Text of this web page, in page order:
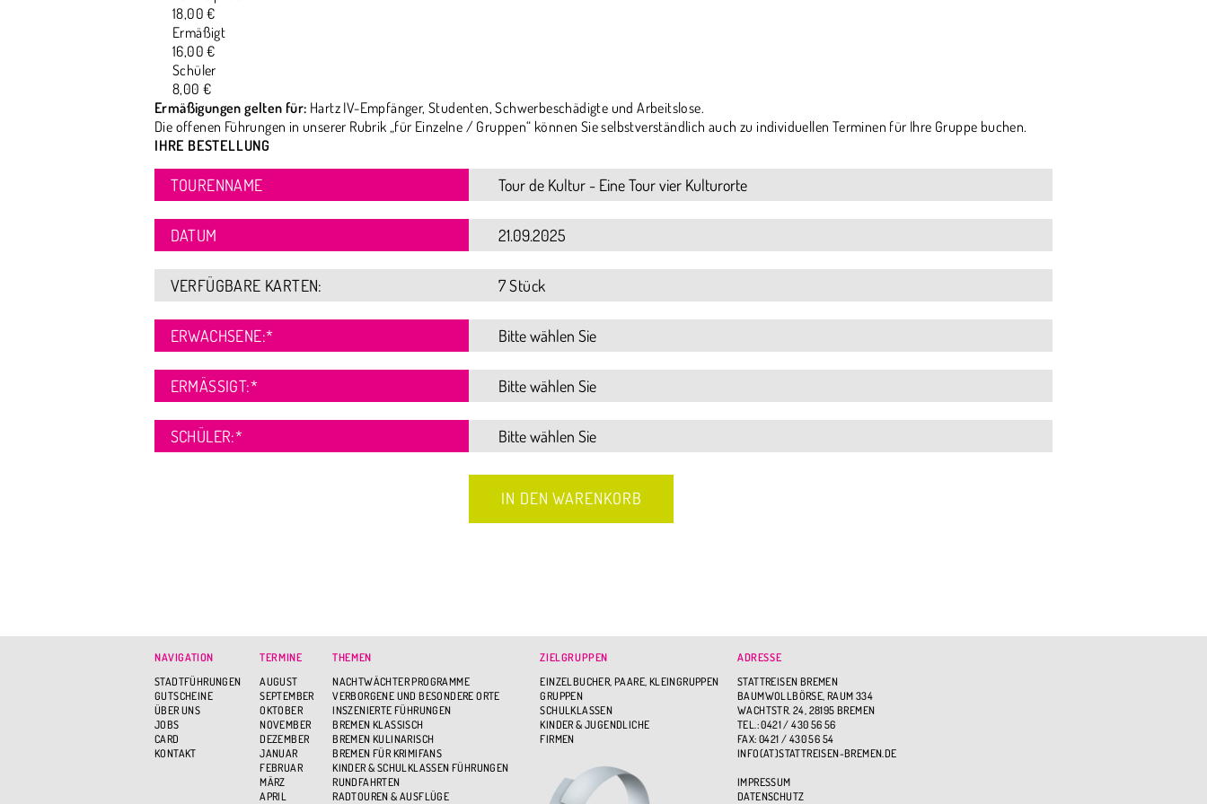
18,00 €
Ermäßigt
16,00 €
Schüler
8,00 €
Ermäßigungen gelten für: Hartz IV-Empfänger, Studenten, Schwerbeschädigte und Arbeitslose.
Die offenen Führungen in unserer Rubrik „für Einzelne / Gruppen“ können Sie selbstverständlich auch zu individuellen Terminen für Ihre Gruppe buchen.
IHRE BESTELLUNG
TOURENNAME
DATUM
VERFÜGBARE KARTEN: 7 Stück
ERWACHSENE:*
ERMÄSSIGT: *
SCHÜLER:*
NAVIGATION
STADTFÜHRUNGEN
GUTSCHEINE
ÜBER UNS
JOBS
CARD
KONTAKT
TERMINE
AUGUST
SEPTEMBER
OKTOBER
NOVEMBER
DEZEMBER
JANUAR
FEBRUAR
MÄRZ
APRIL
THEMEN
NACHTWÄCHTER PROGRAMME
VERBORGENE UND BESONDERE ORTE
INSZENIERTE FÜHRUNGEN
BREMEN KLASSISCH
BREMEN KULINARISCH
BREMEN FÜR KRIMIFANS
KINDER & SCHULKLASSEN FÜHRUNGEN
RUNDFAHRTEN
RADTOUREN & AUSFLÜGE
ZIELGRUPPEN
EINZELBUCHER, PAARE, KLEINGRUPPEN
GRUPPEN
SCHULKLASSEN
KINDER & JUGENDLICHE
FIRMEN
ADRESSE
STATTREISEN BREMEN
BAUMWOLLBÖRSE, RAUM 334
WACHTSTR. 24, 28195 BREMEN
TEL.: 0421 / 430 56 56
FAX: 0421 / 430 56 54
INFO(AT)STATTREISEN-BREMEN.DE
IMPRESSUM
DATENSCHUTZ